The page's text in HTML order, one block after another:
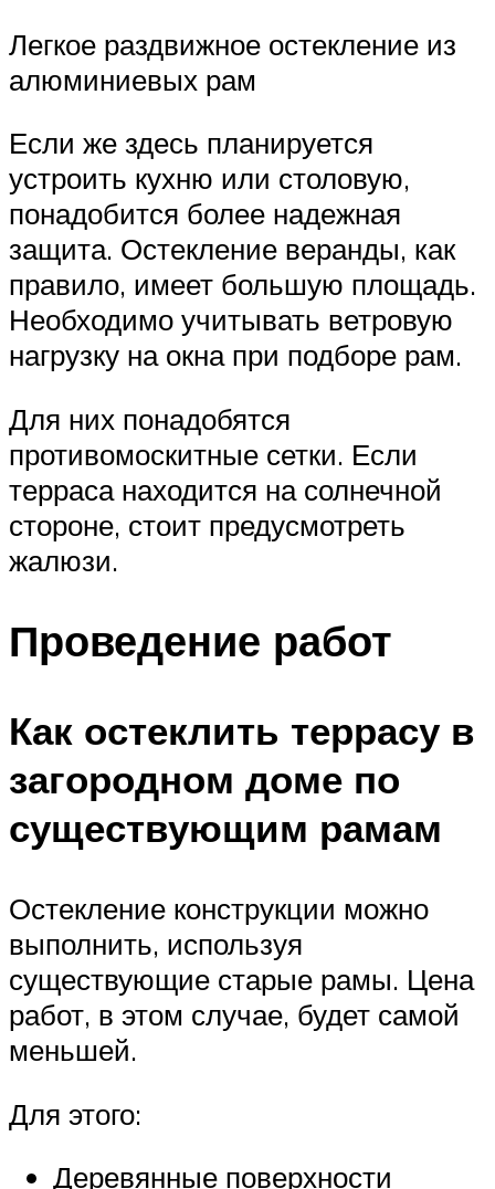
Легкое раздвижное остекление из
алюминиевых рам
Если же здесь планируется
устроить кухню или столовую,
понадобится более надежная
защита. Остекление веранды, как
правило, имеет большую площадь.
Необходимо учитывать ветровую
нагрузку на окна при подборе рам.
Для них понадобятся
противомоскитные сетки. Если
терраса находится на солнечной
стороне, стоит предусмотреть
жалюзи.
Проведение работ
Как остеклить террасу в
загородном доме по
существующим рамам
Остекление конструкции можно
выполнить, используя
существующие старые рамы. Цена
работ, в этом случае, будет самой
меньшей.
Для этого:
Деревянные поверхности